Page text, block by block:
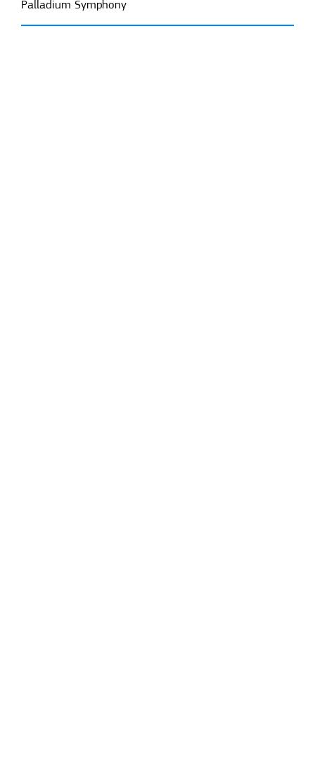
Palladium Symphony